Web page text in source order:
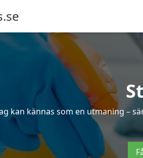
kan kännas som en utmaning –